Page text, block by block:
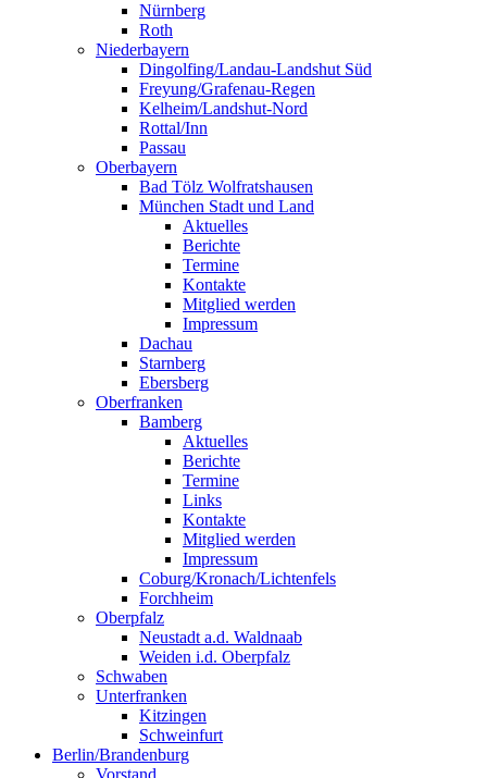
Nürnberg
Roth
Niederbayern
Dingolfing/Landau-Landshut Süd
Freyung/Grafenau-Regen
Kelheim/Landshut-Nord
Rottal/Inn
Passau
Oberbayern
Bad Tölz Wolfratshausen
München Stadt und Land
Aktuelles
Berichte
Termine
Kontakte
Mitglied werden
Impressum
Dachau
Starnberg
Ebersberg
Oberfranken
Bamberg
Aktuelles
Berichte
Termine
Links
Kontakte
Mitglied werden
Impressum
Coburg/Kronach/Lichtenfels
Forchheim
Oberpfalz
Neustadt a.d. Waldnaab
Weiden i.d. Oberpfalz
Schwaben
Unterfranken
Kitzingen
Schweinfurt
Berlin/Brandenburg
Vorstand